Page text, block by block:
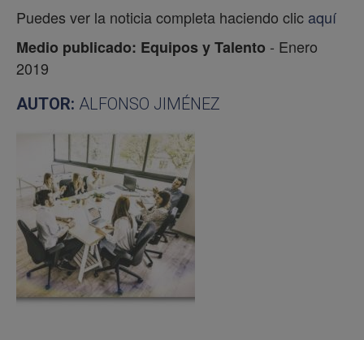
Puedes ver la noticia completa haciendo clic aquí
Medio publicado: Equipos y Talento - Enero
2019
AUTOR: ALFONSO JIMÉNEZ